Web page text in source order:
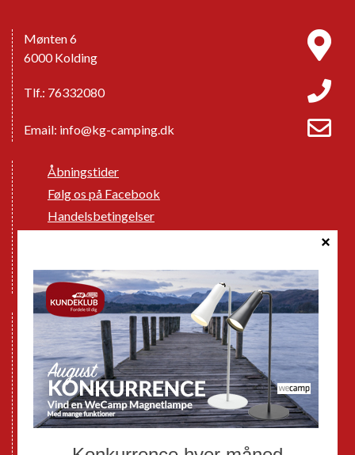
Mønten 6
6000 Kolding
Tlf.: 76332080
Email: info@kg-camping.dk
Åbningstider
Følg os på Facebook
Handelsbetingelser
GPDR - Optagelse af foto og video
Nye Campingvogne
Nye Autocampere og Vans
Brugte Campingvogne
Brugte Autocampere og Vans
Webshop